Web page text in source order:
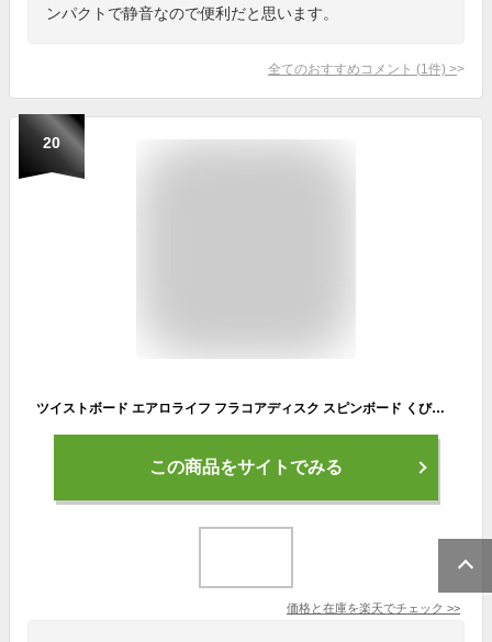
ンパクトで静音なので便利だと思います。
全てのおすすめコメント (1 件) >
20
ツイストボード エアロライフ フラコアディスク スピンボード くびれ ダイエット 腹筋 お尻 下半身 痩せ 引き締め ひねり ねじり 室内運動 エクササイズ グッズ 宅トレ 姿勢 コアツイスト 運動 器具 お腹 痩せ 有酸素運動 ウエスト バランス ツイスト
この商品をサイトでみる
価格と在庫を楽天でチェック >>